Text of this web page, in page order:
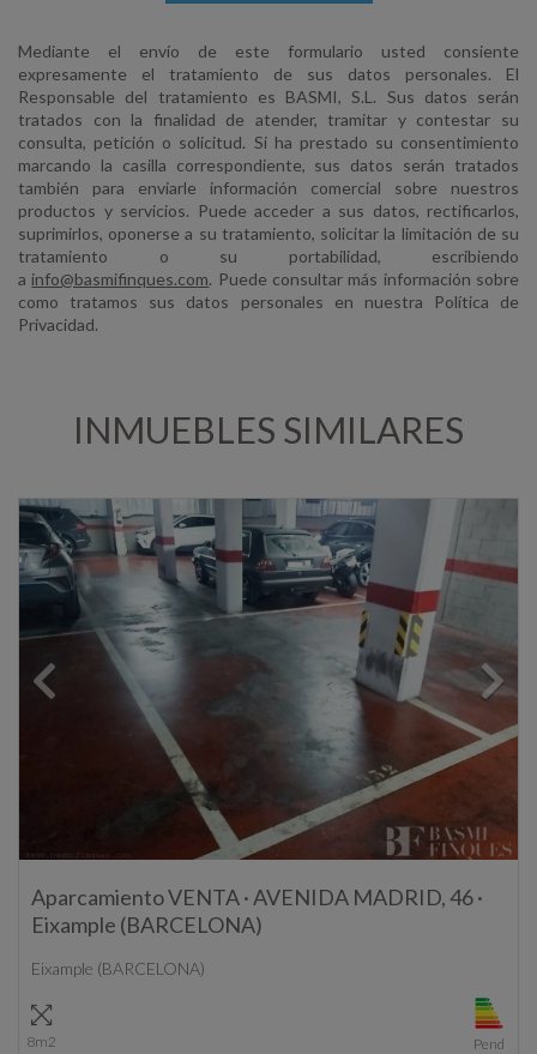
Mediante el envío de este formulario usted consiente
expresamente el tratamiento de sus datos personales. El
Responsable del tratamiento es BASMI, S.L. Sus datos serán
tratados con la finalidad de atender, tramitar y contestar su
consulta, petición o solicitud. Si ha prestado su consentimiento
marcando la casilla correspondiente, sus datos serán tratados
también para enviarle información comercial sobre nuestros
productos y servicios. Puede acceder a sus datos, rectificarlos,
suprimirlos, oponerse a su tratamiento, solicitar la limitación de su
tratamiento o su portabilidad, escribiendo
a info@basmifinques.com. Puede consultar más información sobre
como tratamos sus datos personales en nuestra Política de
Privacidad.
INMUEBLES SIMILARES
Aparcamiento VENTA · AVENIDA MADRID, 46 ·
Eixample (BARCELONA)
Eixample (BARCELONA)
8m2 Pend